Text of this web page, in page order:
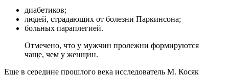
диабетиков;
людей, страдающих от болезни Паркинсона;
больных параплегией.
Отмечено, что у мужчин пролежни формируются
чаще, чем у женщин.
Еще в середине прошлого века исследователь М. Косяк